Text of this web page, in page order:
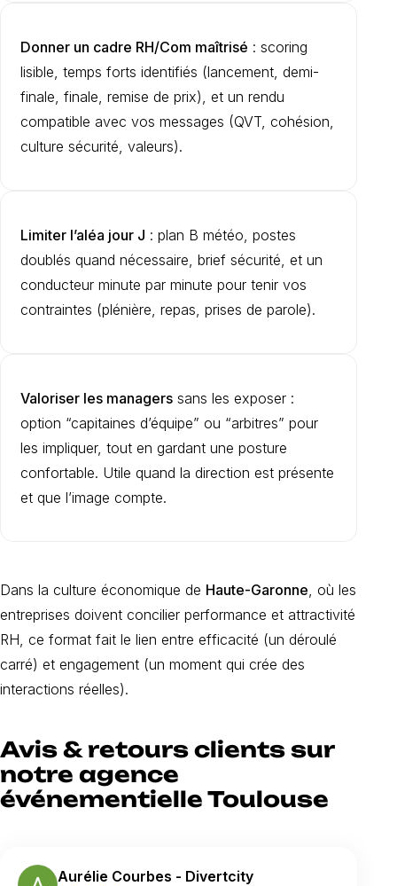
Donner un cadre RH/Com maîtrisé : scoring
lisible, temps forts identifiés (lancement, demi-
finale, finale, remise de prix), et un rendu
compatible avec vos messages (QVT, cohésion,
culture sécurité, valeurs).
Limiter l’aléa jour J : plan B météo, postes
doublés quand nécessaire, brief sécurité, et un
conducteur minute par minute pour tenir vos
contraintes (plénière, repas, prises de parole).
Valoriser les managers sans les exposer :
option “capitaines d’équipe” ou “arbitres” pour
les impliquer, tout en gardant une posture
confortable. Utile quand la direction est présente
et que l’image compte.
Dans la culture économique de Haute-Garonne, où les
entreprises doivent concilier performance et attractivité
RH, ce format fait le lien entre efficacité (un déroulé
carré) et engagement (un moment qui crée des
interactions réelles).
Avis & retours clients sur
notre agence
événementielle Toulouse
Aurélie Courbes - Divertcity